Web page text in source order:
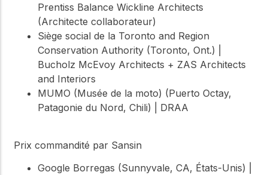
Prentiss Balance Wickline Architects
(Architecte collaborateur)
Siège social de la Toronto and Region
Conservation Authority (Toronto, Ont.) |
Bucholz McEvoy Architects + ZAS Architects
and Interiors
MUMO (Musée de la moto) (Puerto Octay,
Patagonie du Nord, Chili) | DRAA
Prix commandité par Sansin
Google Borregas (Sunnyvale, CA, États-Unis) |